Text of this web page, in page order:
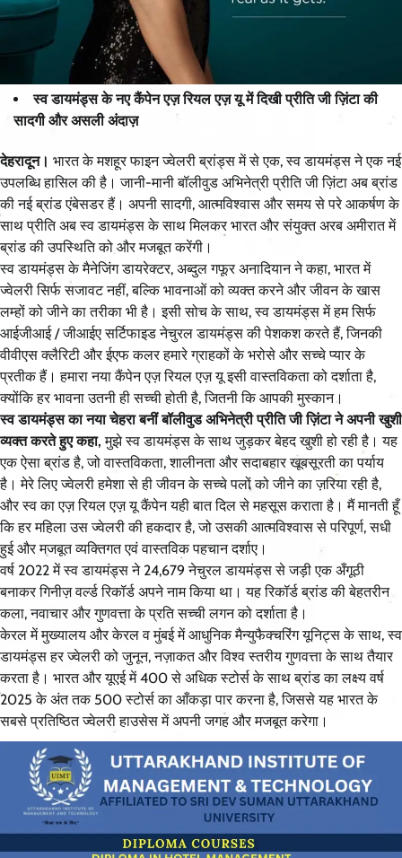
स्व डायमंड्स के नए कैंपेन एज़ रियल एज़ यू में दिखी प्रीति जी ज़िंटा की
सादगी और असली अंदाज़
देहरादून। भारत के मशहूर फाइन ज्वेलरी ब्रांड्स में से एक, स्व डायमंड्स ने एक नई
उपलब्धि हासिल की है। जानी-मानी बॉलीवुड अभिनेत्री प्रीति जी ज़िंटा अब ब्रांड
की नई ब्रांड एंबेसडर हैं। अपनी सादगी, आत्मविश्वास और समय से परे आकर्षण के
साथ प्रीति अब स्व डायमंड्स के साथ मिलकर भारत और संयुक्त अरब अमीरात में
ब्रांड की उपस्थिति को और मजबूत करेंगी।
स्व डायमंड्स के मैनेजिंग डायरेक्टर, अब्दुल गफूर अनादियान ने कहा, भारत में
ज्वेलरी सिर्फ सजावट नहीं, बल्कि भावनाओं को व्यक्त करने और जीवन के खास
लम्हों को जीने का तरीका भी है। इसी सोच के साथ, स्व डायमंड्स में हम सिर्फ
आईजीआई / जीआईए सर्टिफाइड नेचुरल डायमंड्स की पेशकश करते हैं, जिनकी
वीवीएस क्लैरिटी और ईएफ कलर हमारे ग्राहकों के भरोसे और सच्चे प्यार के
प्रतीक हैं। हमारा नया कैंपेन एज़ रियल एज़ यू इसी वास्तविकता को दर्शाता है,
क्योंकि हर भावना उतनी ही सच्ची होती है, जितनी कि आपकी मुस्कान।
स्व डायमंड्स का नया चेहरा बनीं बॉलीवुड अभिनेत्री प्रीति जी ज़िंटा ने अपनी खुशी
व्यक्त करते हुए कहा, मुझे स्व डायमंड्स के साथ जुड़कर बेहद खुशी हो रही है। यह
एक ऐसा ब्रांड है, जो वास्तविकता, शालीनता और सदाबहार खूबसूरती का पर्याय
है। मेरे लिए ज्वेलरी हमेशा से ही जीवन के सच्चे पलों को जीने का ज़रिया रही है,
और स्व का एज़ रियल एज़ यू कैंपेन यही बात दिल से महसूस कराता है। मैं मानती हूँ
कि हर महिला उस ज्वेलरी की हकदार है, जो उसकी आत्मविश्वास से परिपूर्ण, सधी
हुई और मजबूत व्यक्तिगत एवं वास्तविक पहचान दर्शाए।
वर्ष 2022 में स्व डायमंड्स ने 24,679 नेचुरल डायमंड्स से जड़ी एक अँगूठी
बनाकर गिनीज़ वर्ल्ड रिकॉर्ड अपने नाम किया था। यह रिकॉर्ड ब्रांड की बेहतरीन
कला, नवाचार और गुणवत्ता के प्रति सच्ची लगन को दर्शाता है।
केरल में मुख्यालय और केरल व मुंबई में आधुनिक मैन्युफैक्चरिंग यूनिट्स के साथ, स्व
डायमंड्स हर ज्वेलरी को जुनून, नज़ाकत और विश्व स्तरीय गुणवत्ता के साथ तैयार
करता है। भारत और यूएई में 400 से अधिक स्टोर्स के साथ ब्रांड का लक्ष्य वर्ष
2025 के अंत तक 500 स्टोर्स का आँकड़ा पार करना है, जिससे यह भारत के
सबसे प्रतिष्ठित ज्वेलरी हाउसेस में अपनी जगह और मजबूत करेगा।